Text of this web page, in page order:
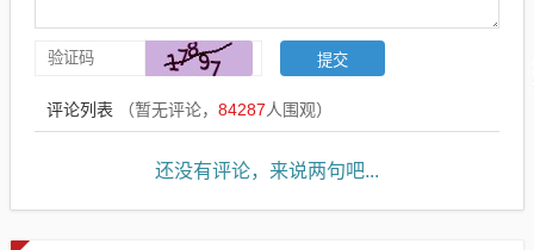
评论列表 （暂无评论， 84287人围观）
还没有评论，来说两句吧...